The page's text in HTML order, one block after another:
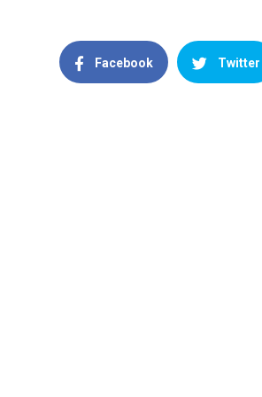
Facebook Twitter